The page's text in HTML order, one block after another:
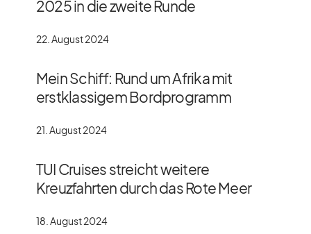
2025 in die zweite Runde
22. August 2024
Mein Schiff: Rund um Afrika mit
erstklassigem Bordprogramm
21. August 2024
TUI Cruises streicht weitere
Kreuzfahrten durch das Rote Meer
18. August 2024